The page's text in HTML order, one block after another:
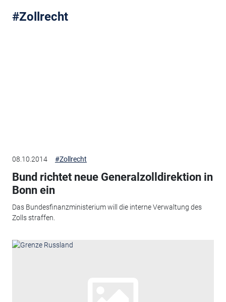
#Zollrecht
08.10.2014 #Zollrecht
Bund richtet neue Generalzolldirektion in
Bonn ein
Das Bundesfinanzministerium will die interne Verwaltung des
Zolls straffen.